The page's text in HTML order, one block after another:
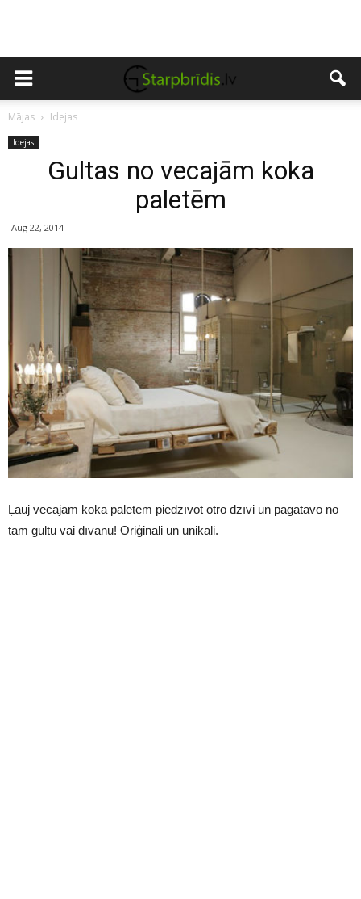
Mājas Idejas
Idejas
Gultas no vecajām koka
paletēm
Aug 22, 2014
Ļauj vecajām koka paletēm piedzīvot otro dzīvi un pagatavo no
tām gultu vai dīvānu! Oriģināli un unikāli.